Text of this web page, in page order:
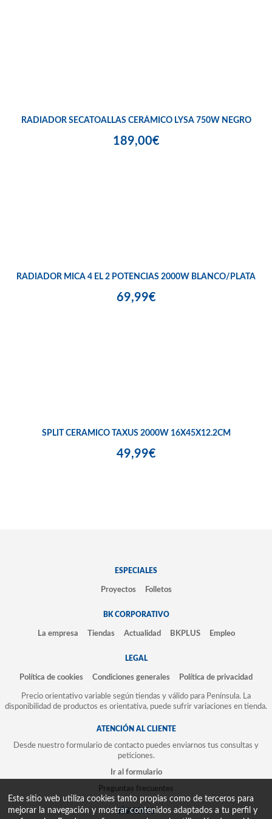
RADIADOR SECATOALLAS CERÁMICO LYSA 750W NEGRO
189,00€
RADIADOR MICA 4 EL 2 POTENCIAS 2000W BLANCO/PLATA
69,99€
SPLIT CERAMICO TAXUS 2000W 16X45X12.2CM
49,99€
ESPECIALES
Proyectos Folletos
BK CORPORATIVO
La empresa Tiendas Actualidad BKPLUS Empleo
LEGAL
Política de cookies Condiciones generales Política de privacidad
Precio orientativo variable según tiendas y válido para Península. La
disponibilidad de productos es orientativa, puede sufrir variaciones en tienda.
ATENCIÓN AL CLIENTE
Desde nuestro formulario de contacto puedes enviarnos tus consultas y
peticiones.
Ir al formulario
Preguntas frecuentes
SÍGUENOS
Este sitio web utiliza cookies tanto propias como de terceros para
mejorar la navegación y mostrar contenidos adaptados a tu perfil y